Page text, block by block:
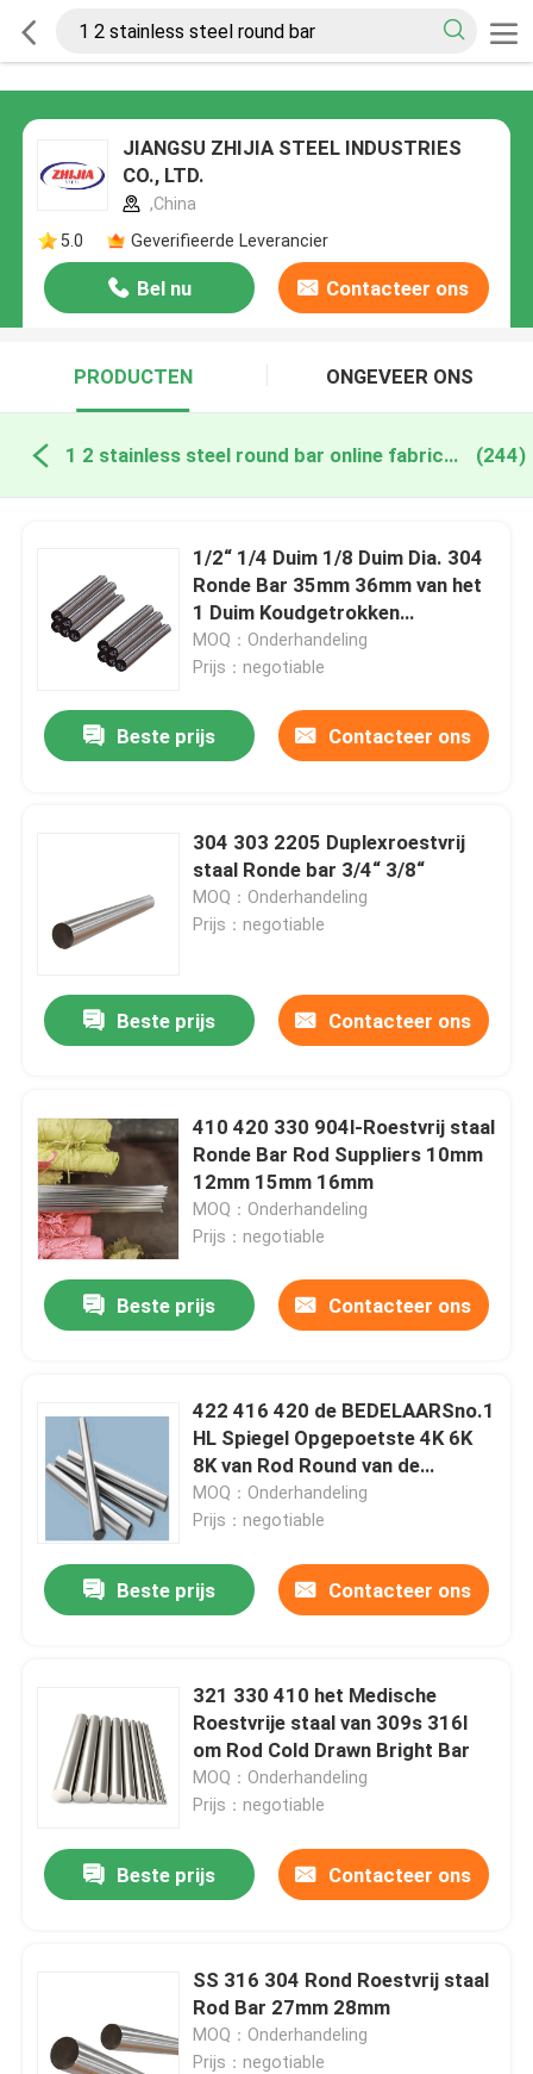
JIANGSU ZHIJIA STEEL INDUSTRIES
CO., LTD.
,China
5.0
Geverifieerde Leverancier
Bel nu Contacteer ons
PRODUCTEN ONGEVEER ONS
1 2 stainless steel round bar online fabricage (244)
1/2“ 1/4 Duim 1/8 Duim Dia. 304
Ronde Bar 35mm 36mm van het
1 Duim Koudgetrokken
Roestvrije staal
MOQ：Onderhandeling
Prijs：negotiable
Beste prijs Contacteer ons
304 303 2205 Duplexroestvrij
staal Ronde bar 3/4“ 3/8“
MOQ：Onderhandeling
Prijs：negotiable
Beste prijs Contacteer ons
410 420 330 904l-Roestvrij staal
Ronde Bar Rod Suppliers 10mm
12mm 15mm 16mm
MOQ：Onderhandeling
Prijs：negotiable
Beste prijs Contacteer ons
422 416 420 de BEDELAARSno.1
HL Spiegel Opgepoetste 4K 6K
8K van Rod Round van de
Roestvrij staal Stevige Bar
MOQ：Onderhandeling
Prijs：negotiable
Beste prijs Contacteer ons
321 330 410 het Medische
Roestvrije staal van 309s 316l
om Rod Cold Drawn Bright Bar
MOQ：Onderhandeling
Prijs：negotiable
Beste prijs Contacteer ons
SS 316 304 Rond Roestvrij staal
Rod Bar 27mm 28mm
MOQ：Onderhandeling
Prijs：negotiable